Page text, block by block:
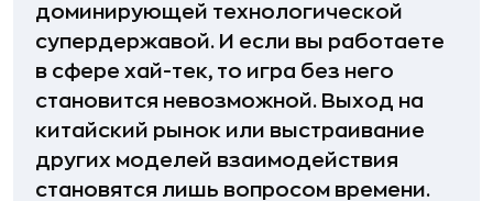
доминирующей технологической
супердержавой. И если вы работаете
в сфере хай-тек, то игра без него
становится невозможной. Выход на
китайский рынок или выстраивание
других моделей взаимодействия
становятся лишь вопросом времени.